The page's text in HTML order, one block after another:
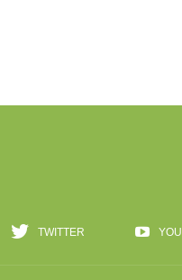
TWITTER